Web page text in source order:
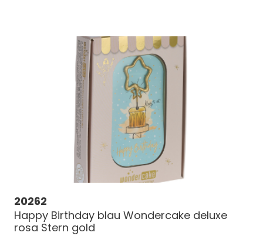
20262
Happy Birthday blau Wondercake deluxe
rosa Stern gold